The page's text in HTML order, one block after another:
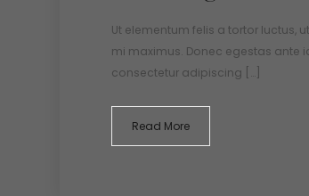
Ut elementum felis a tortor luctus,
mi maximus. Donec egestas ante
consectetur adipiscing […]
Read More